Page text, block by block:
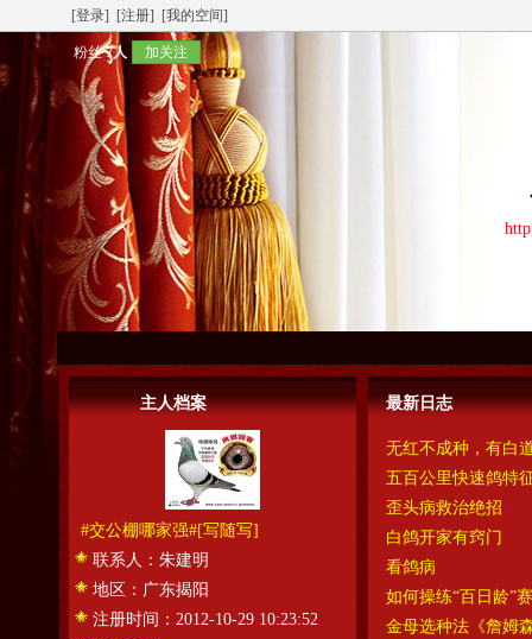
[登录] [注册] [我的空间]
粉丝7人 加关注
主人档案
#交公棚哪家强#[写随写]
联系人： 朱建明
地区： 广东揭阳
注册时间： 2012-10-29 10:23:52
最新日志
无红不成种，有白
五百公里快速鸽特
歪头病救治绝招
白鸽开家有窍门
看鸽病
如何操练“百日龄”
金母选种法《詹姆